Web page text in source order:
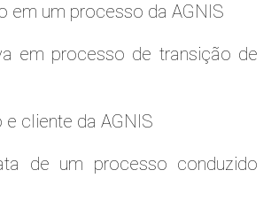
em um processo da AGNIS
em processo de transição de
e cliente da AGNIS
de um processo conduzido